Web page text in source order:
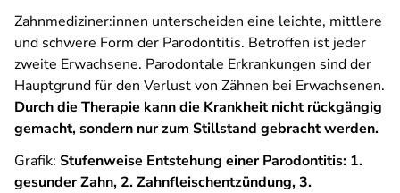
Zahnmediziner:innen unterscheiden eine leichte, mittlere
und schwere Form der Parodontitis. Betroffen ist jeder
zweite Erwachsene. Parodontale Erkrankungen sind der
Hauptgrund für den Verlust von Zähnen bei Erwachsenen.
Durch die Therapie kann die Krankheit nicht rückgängig
gemacht, sondern nur zum Stillstand gebracht werden.
Grafik: Stufenweise Entstehung einer Parodontitis: 1.
gesunder Zahn, 2. Zahnfleischentzündung, 3.